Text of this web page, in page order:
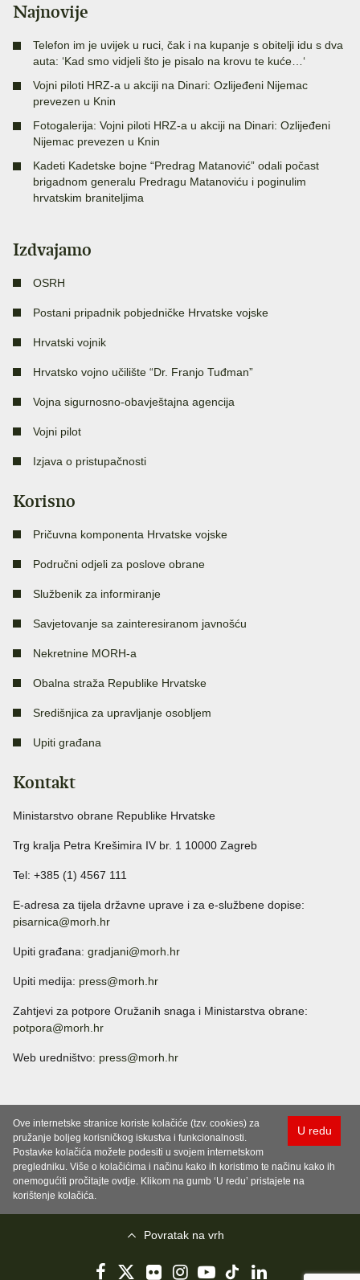
Najnovije
Telefon im je uvijek u ruci, čak i na kupanje s obitelji idu s dva
auta: ‘Kad smo vidjeli što je pisalo na krovu te kuće…‘
Vojni piloti HRZ-a u akciji na Dinari: Ozlijeđeni Nijemac
prevezen u Knin
Fotogalerija: Vojni piloti HRZ-a u akciji na Dinari: Ozlijeđeni
Nijemac prevezen u Knin
Kadeti Kadetske bojne “Predrag Matanović” odali počast
brigadnom generalu Predragu Matanoviću i poginulim
hrvatskim braniteljima
Izdvajamo
OSRH
Postani pripadnik pobjedničke Hrvatske vojske
Hrvatski vojnik
Hrvatsko vojno učilište “Dr. Franjo Tuđman”
Vojna sigurnosno-obavještajna agencija
Vojni pilot
Izjava o pristupačnosti
Korisno
Pričuvna komponenta Hrvatske vojske
Područni odjeli za poslove obrane
Službenik za informiranje
Savjetovanje sa zainteresiranom javnošću
Nekretnine MORH-a
Obalna straža Republike Hrvatske
Središnjica za upravljanje osobljem
Upiti građana
Kontakt
Ministarstvo obrane Republike Hrvatske
Trg kralja Petra Krešimira IV br. 1 10000 Zagreb
Tel: +385 (1) 4567 111
E-adresa za tijela državne uprave i za e-službene dopise:
pisarnica@morh.hr
Upiti građana: gradjani@morh.hr
Upiti medija: press@morh.hr
Zahtjevi za potpore Oružanih snaga i Ministarstva obrane:
potpora@morh.hr
Web uredništvo: press@morh.hr
U redu
Ove internetske stranice koriste kolačiće (tzv. cookies) za
pružanje boljeg korisničkog iskustva i funkcionalnosti.
Postavke kolačića možete podesiti u svojem internetskom
pregledniku. Više o kolačićima i načinu kako ih koristimo te načinu kako ih
onemogućiti pročitajte ovdje. Klikom na gumb ‘U redu’ pristajete na
korištenje kolačića.
Povratak na vrh